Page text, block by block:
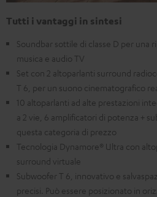
Tutti i vantaggi in sintesi
Soundbar sottile di classe D per una
musica e audio TV
Set con 2 altoparlanti surround
T 6, per un suono cinematografico
10 altoparlanti ad alte prestazioni
a 2 vie, 6 amplificatori di potenza +
questa categoria di prezzo
Tecnologia Dynamore® Ultra con
surround virtuale
Subwoofer T 6, innovativo e
precisi. Può essere posizionato in